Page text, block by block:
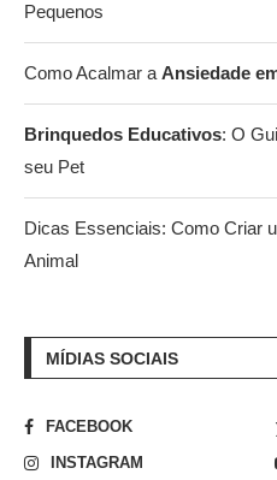
Pequenos
Como Acalmar a Ansiedade
Brinquedos Educativos: O
seu Pet
Dicas Essenciais: Como Criar
Animal
MÍDIAS SOCIAIS
FACEBOOK
INSTAGRAM